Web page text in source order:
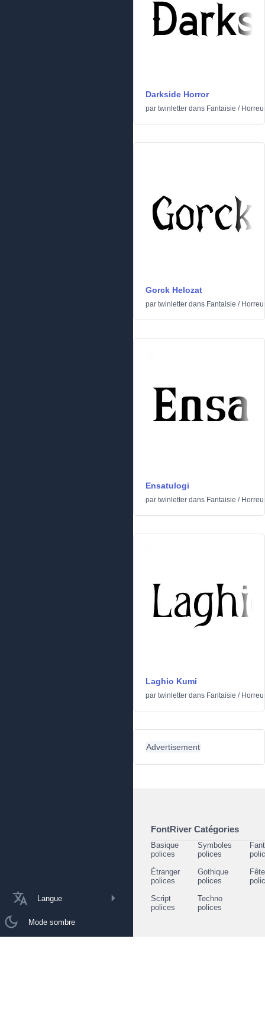
Langue
Mode sombre
Darkside Horror
par twinletter dans Fantaisie /
Gorck Helozat
par twinletter dans Fantaisie /
Ensatulogi
par twinletter dans Fantaisie /
Laghio Kumi
par twinletter dans Fantaisie /
Advertisement
FontRiver Catégories
Basique
polices
Symboles
polices
Étranger
polices
Gothique
polices
Script
polices
Techno
polices